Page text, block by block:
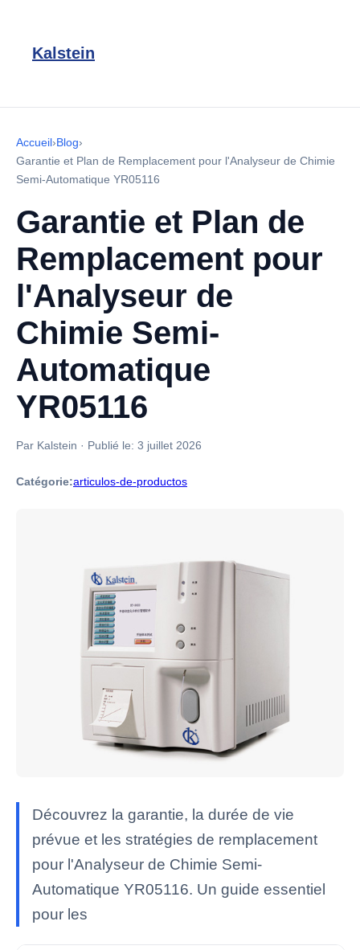
Kalstein
Accueil›Blog›
Garantie et Plan de Remplacement pour l'Analyseur de Chimie
Semi-Automatique YR05116
Garantie et Plan de
Remplacement pour
l'Analyseur de
Chimie Semi-
Automatique
YR05116
Par Kalstein · Publié le: 3 juillet 2026
Catégorie:articulos-de-productos
Découvrez la garantie, la durée de vie
prévue et les stratégies de remplacement
pour l'Analyseur de Chimie Semi-
Automatique YR05116. Un guide essentiel
pour les